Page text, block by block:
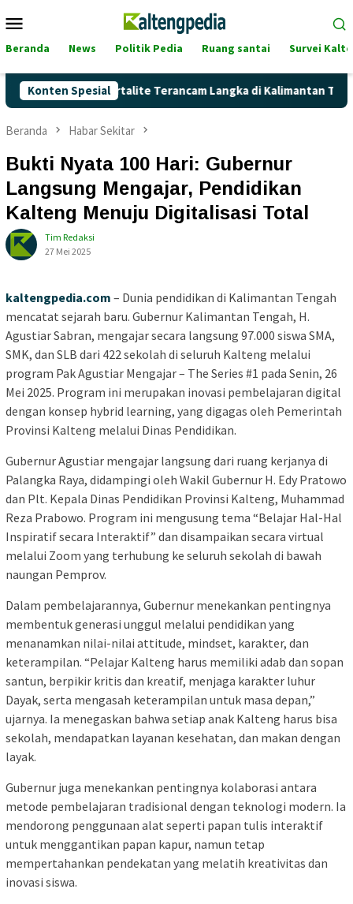
ke
Mobile
Beranda News Politik Pedia Ruang santai Survei
Konten Spesial
Akankah Pertalite Terancam Langka di Kalimantan Tengah?
Beranda Habar Sekitar
Bukti Nyata 100 Hari: Gubernur
Langsung Mengajar, Pendidikan
Kalteng Menuju Digitalisasi Total
Tim Redaksi
27 Mei 2025
kaltengpedia.com – Dunia pendidikan di Kalimantan Tengah
mencatat sejarah baru. Gubernur Kalimantan Tengah, H.
Agustiar Sabran, mengajar secara langsung 97.000 siswa SMA,
SMK, dan SLB dari 422 sekolah di seluruh Kalteng melalui
program Pak Agustiar Mengajar – The Series #1 pada Senin, 26
Mei 2025. Program ini merupakan inovasi pembelajaran digital
dengan konsep hybrid learning, yang digagas oleh Pemerintah
Provinsi Kalteng melalui Dinas Pendidikan.
Gubernur Agustiar mengajar langsung dari ruang kerjanya di
Palangka Raya, didampingi oleh Wakil Gubernur H. Edy Pratowo
dan Plt. Kepala Dinas Pendidikan Provinsi Kalteng, Muhammad
Reza Prabowo. Program ini mengusung tema “Belajar Hal-Hal
Inspiratif secara Interaktif” dan disampaikan secara virtual
melalui Zoom yang terhubung ke seluruh sekolah di bawah
naungan Pemprov.
Dalam pembelajarannya, Gubernur menekankan pentingnya
membentuk generasi unggul melalui pendidikan yang
menanamkan nilai-nilai attitude, mindset, karakter, dan
keterampilan. “Pelajar Kalteng harus memiliki adab dan sopan
santun, berpikir kritis dan kreatif, menjaga karakter luhur
Dayak, serta mengasah keterampilan untuk masa depan,”
ujarnya. Ia menegaskan bahwa setiap anak Kalteng harus bisa
sekolah, mendapatkan layanan kesehatan, dan makan dengan
layak.
Gubernur juga menekankan pentingnya kolaborasi antara
metode pembelajaran tradisional dengan teknologi modern. Ia
mendorong penggunaan alat seperti papan tulis interaktif
untuk menggantikan papan kapur, namun tetap
mempertahankan pendekatan yang melatih kreativitas dan
inovasi siswa.